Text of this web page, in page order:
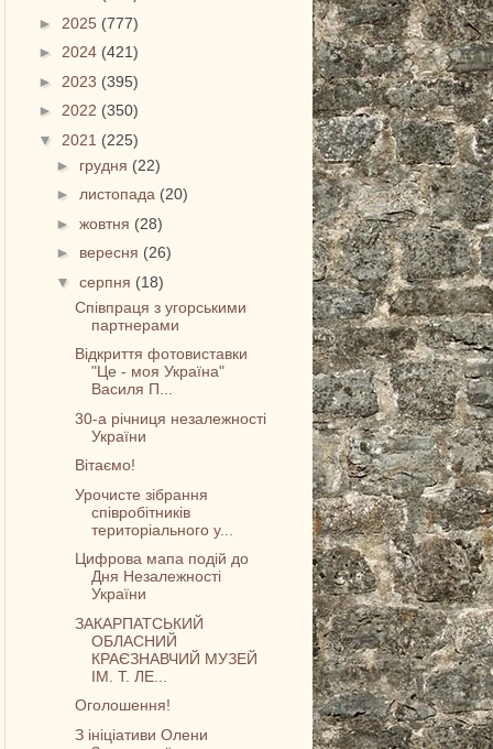
► 2025 (777)
► 2024 (421)
► 2023 (395)
► 2022 (350)
▼ 2021 (225)
► грудня (22)
►листопада (20)
►жовтня (28)
► вересня (26)
▼серпня (18)
Співпраця з угорськими
партнерами
Відкриття фотовиставки
"Це - моя Україна"
Василя П...
30-а річниця незалежності
України
Вітаємо!
Урочисте зібрання
співробітників
територіального у...
Цифрова мапа подій до
Дня Незалежності
України
ЗАКАРПАТСЬКИЙ
ОБЛАСНИЙ
КРАЄЗНАВЧИЙ МУЗЕЙ
ІМ. Т. ЛЕ...
Оголошення!
З ініціативи Олени